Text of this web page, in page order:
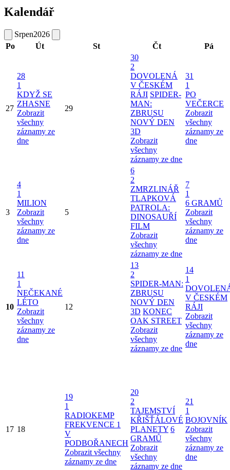
Kalendář
Srpen2026
Po
Út St Čt Pá
27
28
1
KDYŽ SE
ZHASNE
Zobrazit
všechny
záznamy ze
dne
29
30
2
DOVOLENÁ
V ČESKÉM
RÁJI SPIDER-
MAN:
ZBRUSU
NOVÝ DEN
3D
Zobrazit
všechny
záznamy ze dne
31
1
PO
VEČERCE
Zobrazit
všechny
záznamy ze
dne
3
4
1
MILION
Zobrazit
všechny
záznamy ze
dne
5
6
2
ZMRZLINÁŘ
TLAPKOVÁ
PATROLA:
DINOSAUŘÍ
FILM
Zobrazit
všechny
záznamy ze dne
7
1
6 GRAMŮ
Zobrazit
všechny
záznamy ze
dne
10
11
1
NEČEKANÉ
LÉTO
Zobrazit
všechny
záznamy ze
dne
12
13
2
SPIDER-MAN:
ZBRUSU
NOVÝ DEN
3D KONEC
OAK STREET
Zobrazit
všechny
záznamy ze dne
14
1
V ČESKÉM
RÁJI
Zobrazit
všechny
záznamy ze
dne
17 18
19
1
RADIOKEMP
FREKVENCE 1
V
PODBOŘANECH
Zobrazit všechny
záznamy ze dne
20
2
TAJEMSTVÍ
KŘIŠŤÁLOVÉ
PLANETY 6
GRAMŮ
Zobrazit
všechny
záznamy ze dne
21
1
BOJOVNÍK
Zobrazit
všechny
záznamy ze
dne